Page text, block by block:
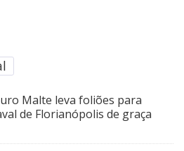
Malte leva foliões para
de Florianópolis de graça